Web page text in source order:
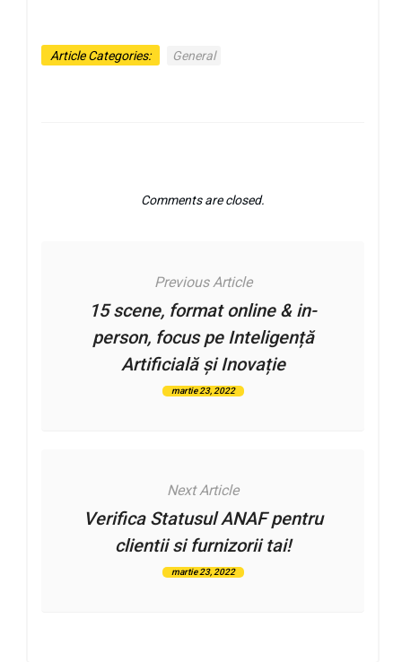
Article Categories: General
Comments are closed.
Previous Article
15 scene, format online & in-
person, focus pe Inteligență
Artificială și Inovație
martie 23, 2022
Next Article
Verifica Statusul ANAF pentru
clientii si furnizorii tai!
martie 23, 2022